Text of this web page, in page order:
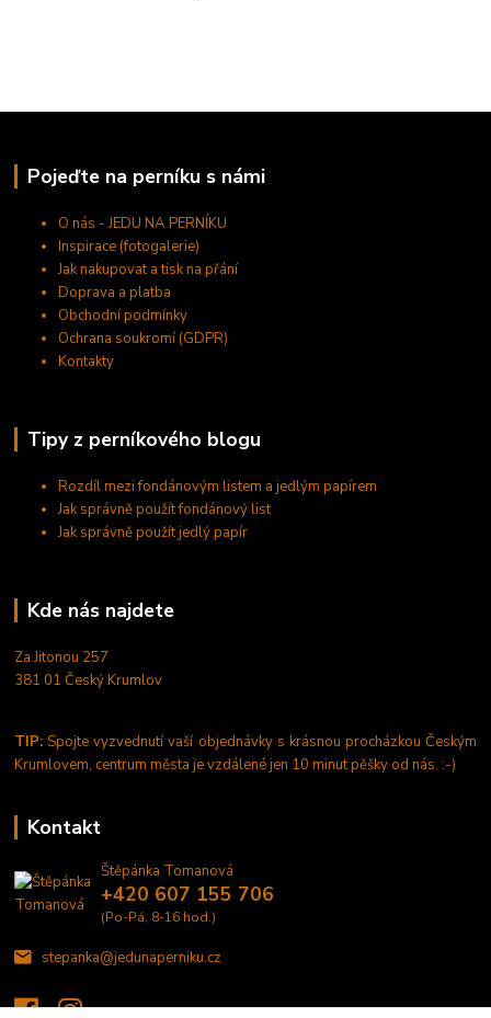
Pojeďte na perníku s námi
O nás - JEDU NA PERNÍKU
Inspirace (fotogalerie)
Jak nakupovat a tisk na přání
Doprava a platba
Obchodní podmínky
Ochrana soukromí (GDPR)
Kontakty
Tipy z perníkového blogu
Rozdíl mezi fondánovým listem a jedlým papírem
Jak správně použít fondánový list
Jak správně použít jedlý papír
Kde nás najdete
Za Jitonou 257
381 01 Český Krumlov
TIP: Spojte vyzvednutí vaší objednávky s krásnou procházkou Českým
Krumlovem, centrum města je vzdálené jen 10 minut pěšky od nás. :-)
Kontakt
Štěpánka Tomanová
+420 607 155 706
(Po-Pá, 8-16 hod.)
stepanka@jedunaperniku.cz